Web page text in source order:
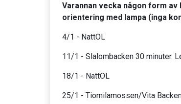
Varannan vecka någon form
orientering med lampa (inga
4/1 - NattOL
11/1 - Slalombacken 30 minuter.
18/1 - NattOL
25/1 - Tiomilamossen/Vita